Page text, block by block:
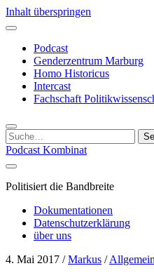
Inhalt überspringen
Podcast
Genderzentrum Marburg
Homo Historicus
Intercast
Fachschaft
Suchen
nach:
Podcast Kombinat
Politisiert die Bandbreite
Dokumentationen
Datenschutzerklärung
über uns
4. Mai 2017 /Markus /Allgemein